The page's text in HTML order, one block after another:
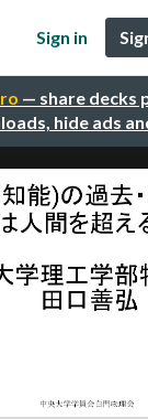
— share decks
hide ads
Sign in